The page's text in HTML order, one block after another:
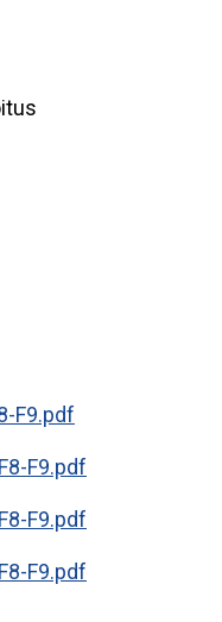
F9.pdf
F9.pdf
F9.pdf
F9.pdf